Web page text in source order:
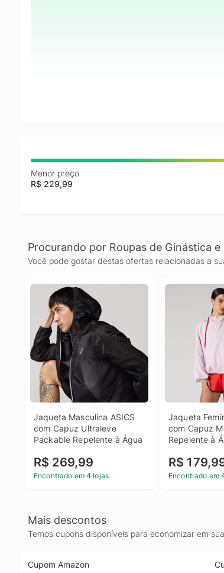
Menor preço
R$ 229,99
Procurando por Roupas de Ginástica e
Você pode gostar destas ofertas relacionadas a
Jaqueta Masculina ASICS
com Capuz Ultraleve
Packable Repelente à Água
R$ 269,99
Encontrado em 4 lojas
Jaqueta
com Capuz
Repelente à
R$
Encontrado em
Mais descontos
Temos cupons disponíveis para economizar em
Cupom Amazon